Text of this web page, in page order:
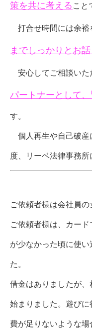
策を共に考える こと
打合せ時間には余裕
までしっかりとお
安心してご相談いた
パートナーとして
す。
個人再生や自己破産
度、リーベ法律事務所
ご依頼者様は会社員の
ご依頼者様は、カー
が少なかった頃に使
た。
借金はありましたが
始まりました。遊び
費が足りないような